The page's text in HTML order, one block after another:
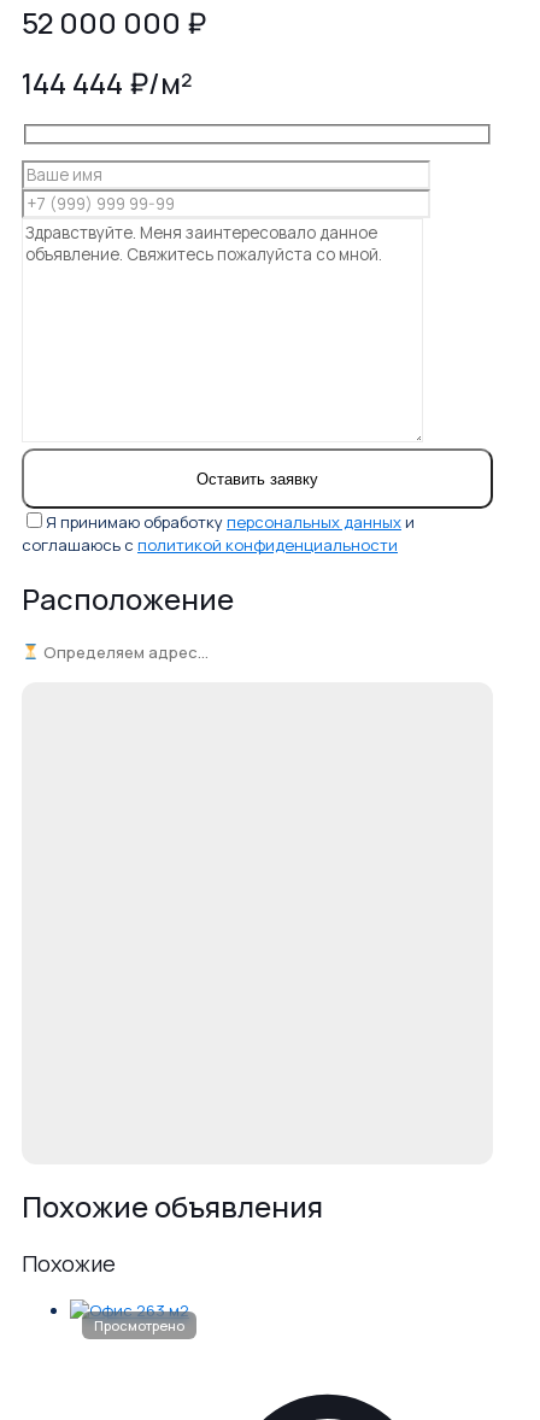
52 000 000 ₽
144 444 ₽/м²
Я принимаю обработкуперсональных данных и
соглашаюсь с политикой конфиденциальности
Расположение
Определяем адрес...
Похожие объявления
Похожие